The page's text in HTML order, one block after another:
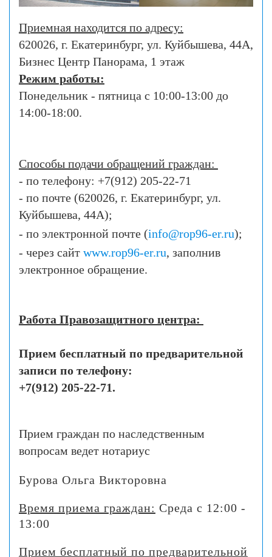
Приемная находится по адресу:
620026, г. Екатеринбург, ул. Куйбышева, 44А,
Бизнес Центр Панорама, 1 этаж
Режим работы:
Понедельник - пятница с 10:00-13:00 до
14:00-18:00.
Способы подачи обращений граждан:
- по телефону: +7(912) 205-22-71
- по почте (620026, г. Екатеринбург, ул.
Куйбышева, 44А);
- по электронной почте (info@rop96-er.ru);
- через сайт www.rop96-er.ru, заполнив
электронное обращение.
Работа Правозащитного центра:
Прием бесплатный по предварительной
записи по телефону:
+7(912) 205-22-71.
Прием граждан по наследственным
вопросам ведет нотариус
Бурова Ольга Викторовна
Время приема граждан: Среда с 12:00 -
13:00
Прием бесплатный по предварительной